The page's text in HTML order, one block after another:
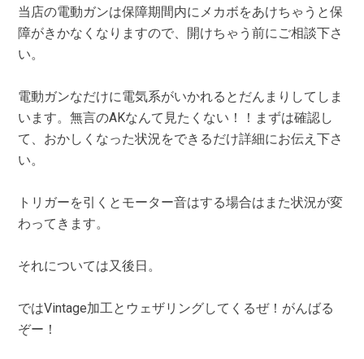
当店の電動ガンは保障期間内にメカボをあけちゃうと保
障がきかなくなりますので、開けちゃう前にご相談下さ
い。
電動ガンなだけに電気系がいかれるとだんまりしてしま
います。無言のAKなんて見たくない！！まずは確認し
て、おかしくなった状況をできるだけ詳細にお伝え下さ
い。
トリガーを引くとモーター音はする場合はまた状況が変
わってきます。
それについては又後日。
ではVintage加工とウェザリングしてくるぜ！がんばる
ぞー！